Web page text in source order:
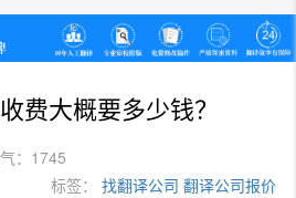
费大概要多少钱？
：1745
标签：
找翻译公司 翻译公司报价